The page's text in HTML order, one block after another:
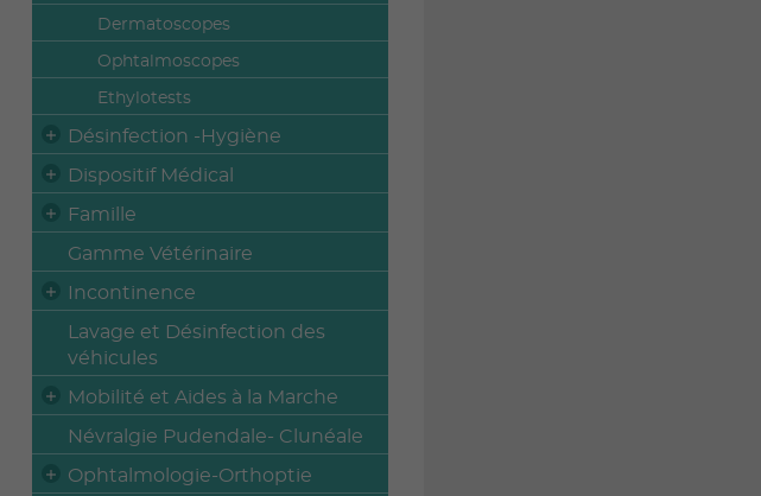
Dermatoscopes
Ophtalmoscopes
Ethylotests
Désinfection -Hygiène
Dispositif Médical
Famille
Gamme Vétérinaire
Incontinence
Lavage et Désinfection des
véhicules
Mobilité et Aides à la Marche
Névralgie Pudendale- Clunéale
Ophtalmologie-Orthoptie